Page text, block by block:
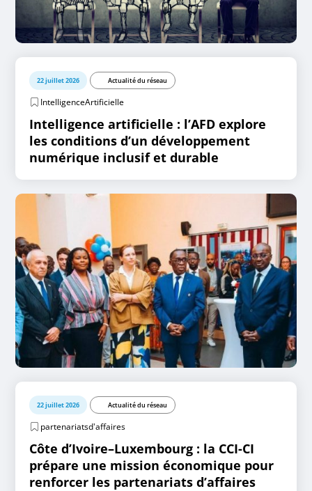
22 juillet 2026 Actualité du réseau
IntelligenceArtificielle
Intelligence artificielle : l’AFD explore
les conditions d’un développement
numérique inclusif et durable
22 juillet 2026 Actualité du réseau
partenariatsd'affaires
Côte d’Ivoire–Luxembourg : la CCI-CI
prépare une mission économique pour
renforcer les partenariats d’affaires